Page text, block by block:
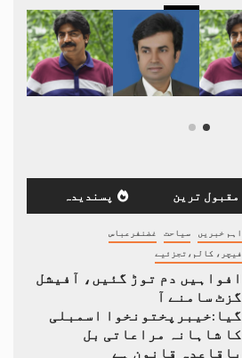
مقبول ترین پسندیدہ
اہم خبریں سیاحت غضنفرعباس
فیچر، کالم،تجزئیے
افواہیں دم توڑ گئیں، آفیشل
گزٹ سامنے آ
گیا:خیبرپختونخوا اسمبلی
کا شاہانہ مراعاتی بل
باقاعدہ قانون ہے